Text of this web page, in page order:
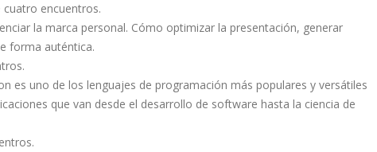
encuentros.
la marca personal. Cómo optimizar la presentación, generar
forma auténtica.
es uno de los lenguajes de programación más populares y versátiles
que van desde el desarrollo de software hasta la ciencia de